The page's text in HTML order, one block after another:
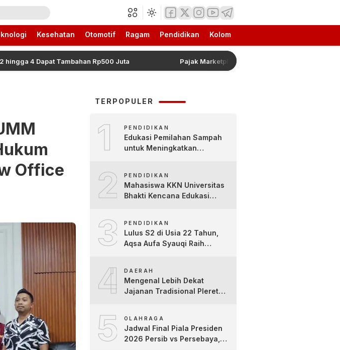
Kesehatan Otomotif Ragam Pendidikan Kolom
4 Dapat Tambahan Rp500 Juta Pajak Marketplace Resmi Ditunda, Menkeu Purbaya
Office
TERPOPULER
1 PENDIDIKAN
Edukasi Pemilahan Sampah
untuk Meningkatkan
Kartini
2 PENDIDIKAN
Mahasiswa KKN Universitas
Bhakti Kencana Edukasi
3 PENDIDIKAN
Lulus S2 di Usia 22 Tahun,
Aqsa Aufa Syauqi Raih
4 DAERAH
Mengenal Lebih Dekat
Jajanan Tradisional Pleret
5 OLAHRAGA
Jadwal Final Piala Presiden
2026 Persib vs Persebaya,